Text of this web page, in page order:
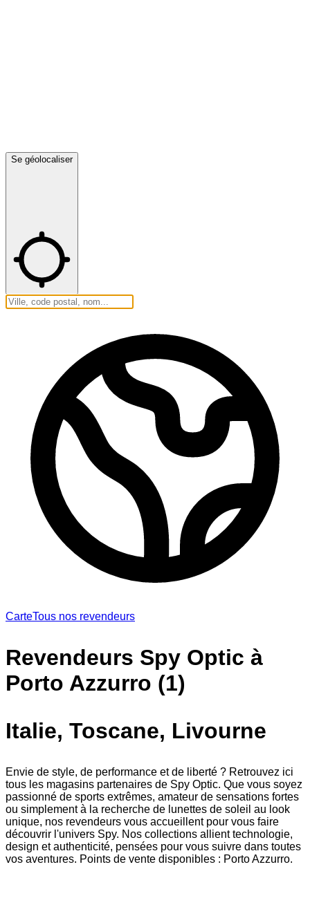
Se géolocaliser
CarteTous nos revendeurs
Revendeurs Spy Optic à
Porto Azzurro (1)
Italie, Toscane, Livourne
Envie de style, de performance et de liberté ? Retrouvez ici
tous les magasins partenaires de Spy Optic. Que vous soyez
passionné de sports extrêmes, amateur de sensations fortes
ou simplement à la recherche de lunettes de soleil au look
unique, nos revendeurs vous accueillent pour vous faire
découvrir l'univers Spy. Nos collections allient technologie,
design et authenticité, pensées pour vous suivre dans toutes
vos aventures. Points de vente disponibles : Porto Azzurro.